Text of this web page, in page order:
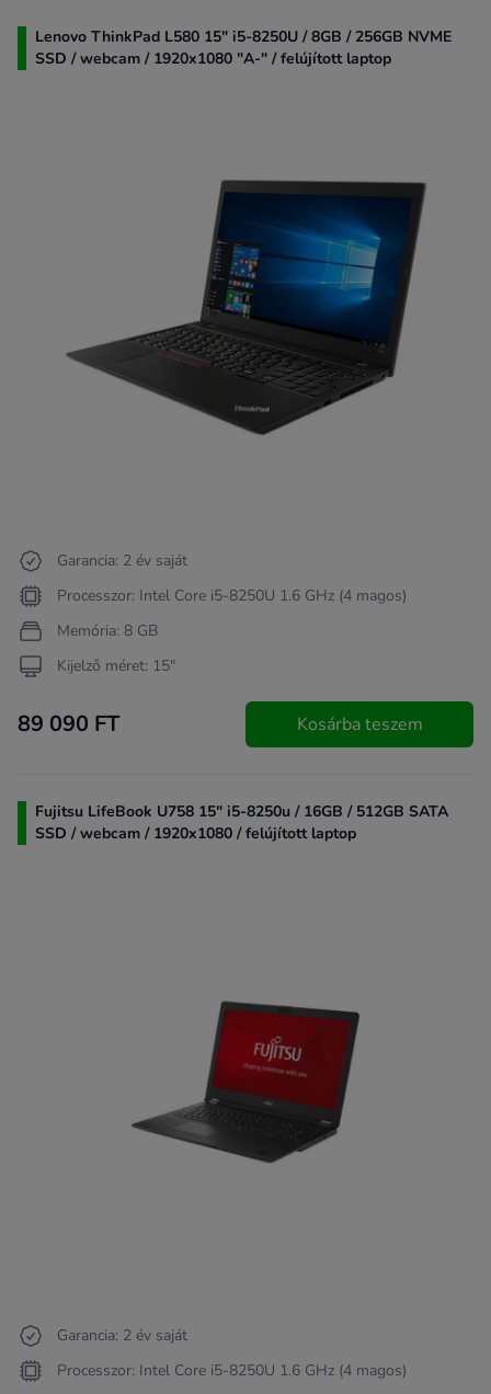
Lenovo ThinkPad L580 15" i5-8250U / 8GB / 256GB NVME
SSD / webcam / 1920x1080 "A-" / felújított laptop
Garancia: 2 év saját
Processzor: Intel Core i5-8250U 1.6 GHz (4 magos)
Memória: 8 GB
Kijelző méret: 15"
89 090 FT Kosárba teszem
Fujitsu LifeBook U758 15" i5-8250u / 16GB / 512GB SATA
SSD / webcam / 1920x1080 / felújított laptop
Garancia: 2 év saját
Processzor: Intel Core i5-8250U 1.6 GHz (4 magos)